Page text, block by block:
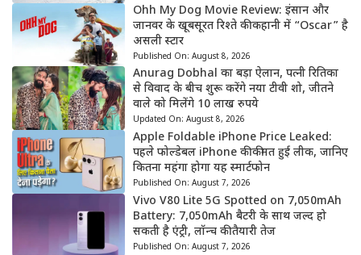
Ohh My Dog Movie Review: इंसान और
जानवर के खूबसूरत रिश्ते की कहानी में “Oscar” है
असली स्टार
Published On: August 8, 2026
Anurag Dobhal का बड़ा ऐलान, पत्नी रितिका
से विवाद के बीच शुरू करेंगे नया टीवी शो, जीतने
वाले को मिलेंगे 10 लाख रुपये
Updated On: August 8, 2026
Apple Foldable iPhone Price Leaked:
पहले फोल्डेबल iPhone की कीमत हुई लीक, जानिए
कितना महंगा होगा यह स्मार्टफोन
Published On: August 7, 2026
Vivo V80 Lite 5G Spotted on 7,050mAh
Battery: 7,050mAh बैटरी के साथ जल्द हो
सकती है एंट्री, लॉन्च की तैयारी तेज
Published On: August 7, 2026